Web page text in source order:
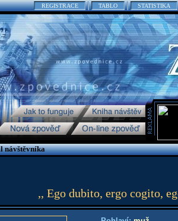
REGISTRACE TABLO STATISTIKA
návštěvníka
,, Ego dubito, ergo cogito,